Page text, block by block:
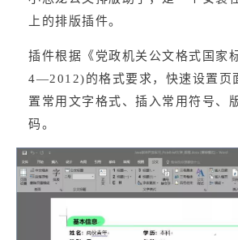
上的排版插件。
插件根据《党政机关公文格式国家
4—2012)的格式要求，快速设置页
置常用文字格式、插入常用符号、
码。